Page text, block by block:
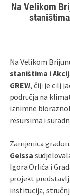
Na Velikom
Na Velikom
staništima i
GREW, čiji je cilj
područja na
iznimne
resursima i
Zamjenica
Geissa
Igora Orlića i
projekt
institucija,